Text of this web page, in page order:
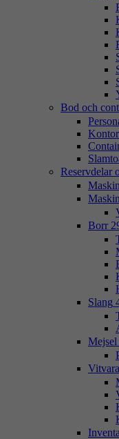
Bod och
Reservdelar
Borr
Slang
Mejsel
Vitvara